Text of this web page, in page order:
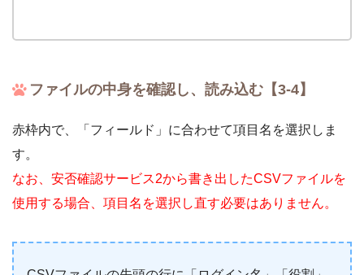
ファイルの中身を確認し、読み込む【3-4】
赤枠内で、「フィールド」に合わせて項目名を選択しま
す。
なお、安否確認サービス2から書き出したCSVファイルを
使用する場合、項目名を選択し直す必要はありません。